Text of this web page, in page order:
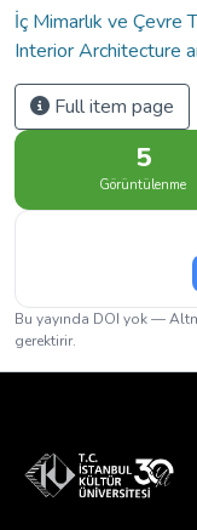
İç Mimarlık ve Çevre
Interior Architecture
Full item page
5
Görüntülenme
Bu yayında DOI yok —
gerektirir.